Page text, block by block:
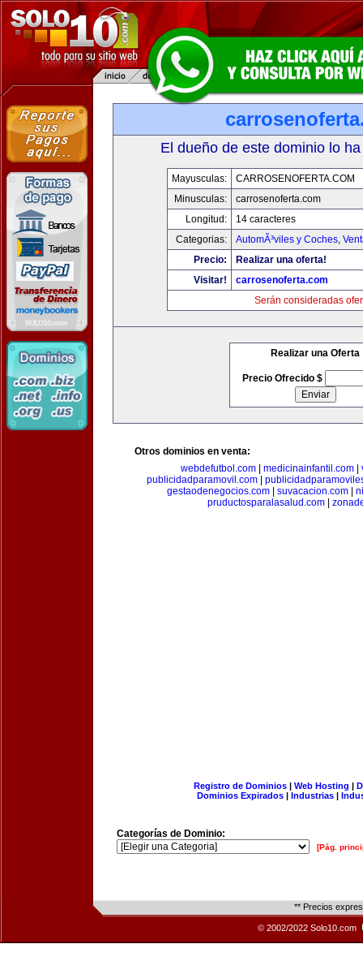
El dueño de este dominio lo
Mayusculas:
CARROSENOFERTA.COM
Minusculas:
carrosenoferta.com
Longitud:
14 caracteres
Categorias:
AutomÃ³viles y Coches,
Precio:
Realizar una oferta!
Visitar!
carrosenoferta.com
Serán consideradas
Realizar una Oferta
Precio Ofrecido $
Otros dominios en venta:
webdefutbol.com
medicinainfantil.com
publicidadparamovil.com
gestaodenegocios.com| suvacacion.com|
pruductosparalasalud.com|
Registro de Dominios| Web Hosting |
Dominios Expirados | Industrias |
Categorías de Dominio:
[Pág.
** Precios
© 2002/2022 Solo10.com